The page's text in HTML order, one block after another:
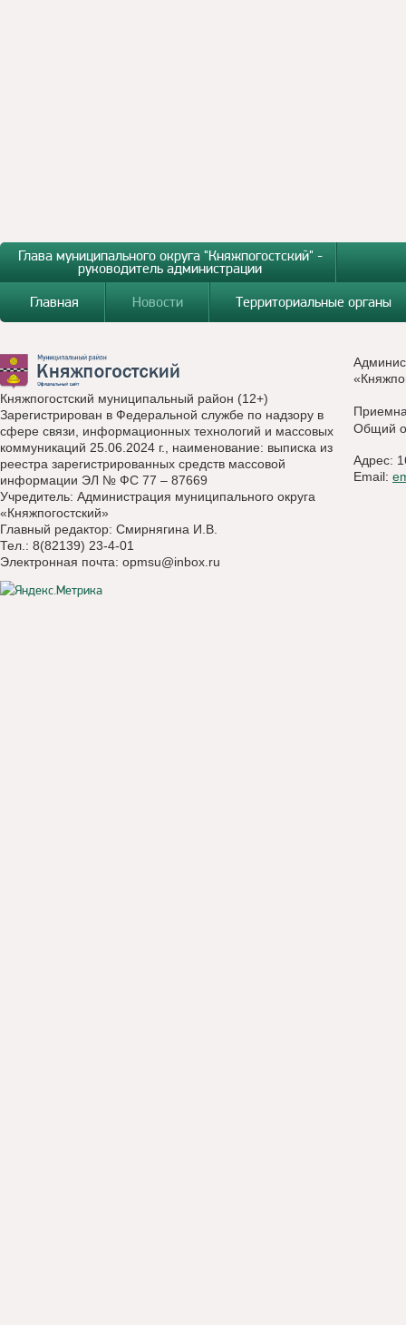
Глава муниципального округа "Княжпогостский" -
руководитель администрации
Главная
Новости Территориальные органы
Княжпогостский муниципальный район (12+)
Зарегистрирован в Федеральной службе по надзору в
сфере связи, информационных технологий и массовых
коммуникаций 25.06.2024 г., наименование: выписка из
реестра зарегистрированных средств массовой
информации ЭЛ № ФС 77 – 87669
Учредитель: Администрация муниципального округа
«Княжпогостский»
Главный редактор: Смирнягина И.В.
Тел.: 8(82139) 23-4-01
Электронная почта: opmsu@inbox.ru
Общий
Адрес:
Email: